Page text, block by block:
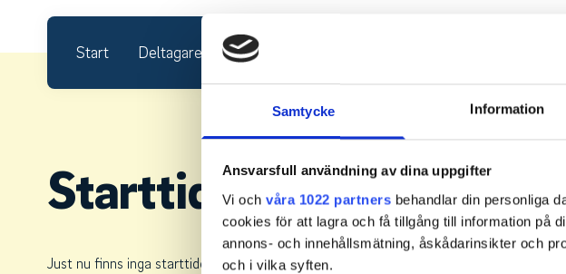
Samtycke Information
Ansvarsfull användning av dina uppgifter
Vi och våra 1022 partners behandlar din personliga
cookies för att lagra och få tillgång till information på
annons- och innehållsmätning, åskådarinsikter och
och i vilka syften.
Start Deltagare Starttider
Starttider.
Just nu finns inga starttider.